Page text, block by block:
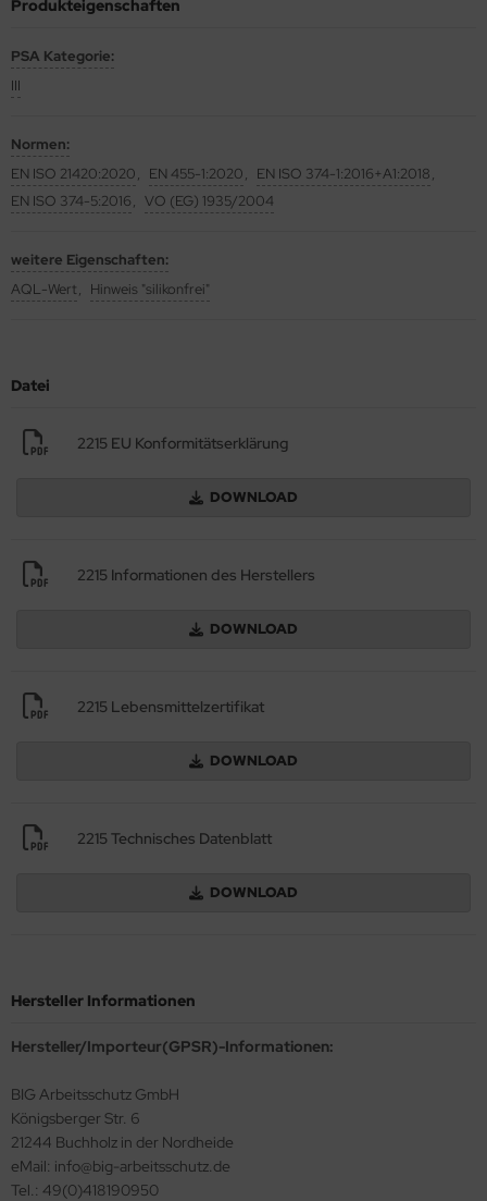
Produkteigenschaften
PSA Kategorie:
III
Normen:
EN ISO 21420:2020
EN 455-1:2020
EN ISO 374-1:2016+A1:2018
EN ISO 374-5:2016
VO (EG) 1935/2004
weitere Eigenschaften:
AQL-Wert
Hinweis "silikonfrei"
Datei
2215 EU Konformitätserklärung
DOWNLOAD
2215 Informationen des Herstellers
DOWNLOAD
2215 Lebensmittelzertifikat
DOWNLOAD
2215 Technisches Datenblatt
DOWNLOAD
Hersteller Informationen
Hersteller/Importeur(GPSR)-Informationen:
BIG Arbeitsschutz GmbH
Königsberger Str. 6
21244 Buchholz in der Nordheide
eMail: info@big-arbeitsschutz.de
Tel.: 49(0)418190950